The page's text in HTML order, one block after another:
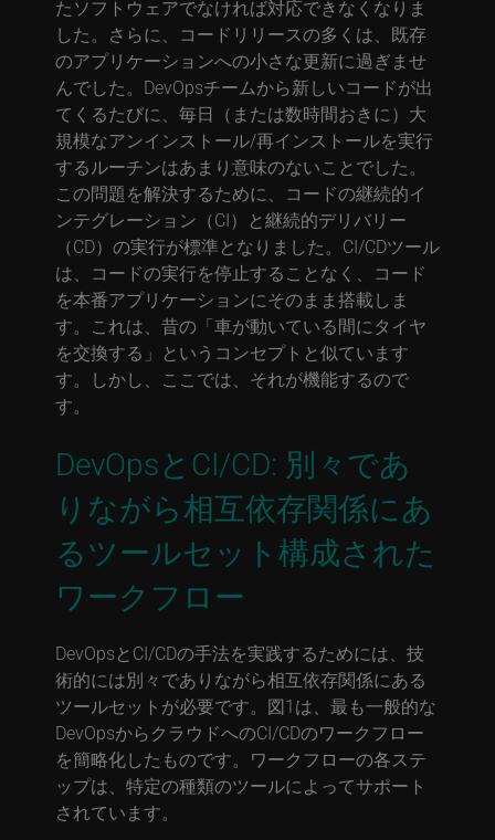
たソフトウェアでなければ対応できなくなりま
した。さらに、コードリリースの多くは、既存
のアプリケーションへの小さな更新に過ぎませ
んでした。DevOpsチームから新しいコードが出
てくるたびに、毎日（または数時間おきに）大
規模なアンインストール/再インストールを実行
するルーチンはあまり意味のないことでした。
この問題を解決するために、コードの継続的イ
ンテグレーション（CI）と継続的デリバリー
（CD）の実行が標準となりました。CI/CDツール
は、コードの実行を停止することなく、コード
を本番アプリケーションにそのまま搭載しま
す。これは、昔の「車が動いている間にタイヤ
を交換する」というコンセプトと似ています
す。しかし、ここでは、それが機能するので
す。
DevOpsとCI/CD: 別々であ
りながら相互依存関係にあ
るツールセット構成された
ワークフロー
DevOpsとCI/CDの手法を実践するためには、技
術的には別々でありながら相互依存関係にある
ツールセットが必要です。図1は、最も一般的な
DevOpsからクラウドへのCI/CDのワークフロー
を簡略化したものです。ワークフローの各ステ
ップは、特定の種類のツールによってサポート
されています。